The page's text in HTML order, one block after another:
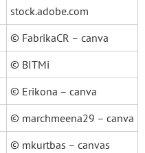
stock.adobe.com
© FabrikaCR – canva
© BITMi
© Erikona – canva
© marchmeena29 – canva
© mkurtbas – canvas